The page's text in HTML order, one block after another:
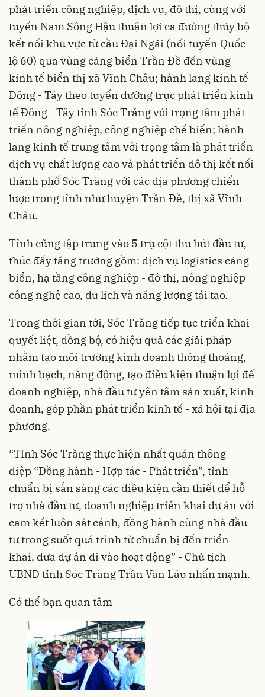
phát triển công nghiệp, dịch vụ, đô thị, cùng với
tuyến Nam Sông Hậu thuận lợi cả đường thủy bộ
kết nối khu vực từ cầu Đại Ngãi (nối tuyến Quốc
lộ 60) qua vùng cảng biển Trần Đề đến vùng
kinh tế biển thị xã Vĩnh Châu; hành lang kinh tế
Đông - Tây theo tuyến đường trục phát triển kinh
tế Đông - Tây tỉnh Sóc Trăng với trọng tâm phát
triển nông nghiệp, công nghiệp chế biến; hành
lang kinh tế trung tâm với trọng tâm là phát triển
dịch vụ chất lượng cao và phát triển đô thị kết nối
thành phố Sóc Trăng với các địa phương chiến
lược trong tỉnh như huyện Trần Đề, thị xã Vĩnh
Châu.
Tỉnh cũng tập trung vào 5 trụ cột thu hút đầu tư,
thúc đẩy tăng trưởng gồm: dịch vụ logistics cảng
biển, hạ tầng công nghiệp - đô thị, nông nghiệp
công nghệ cao, du lịch và năng lượng tái tạo.
Trong thời gian tới, Sóc Trăng tiếp tục triển khai
quyết liệt, đồng bộ, có hiệu quả các giải pháp
nhằm tạo môi trường kinh doanh thông thoáng,
minh bạch, năng động, tạo điều kiện thuận lợi để
doanh nghiệp, nhà đầu tư yên tâm sản xuất, kinh
doanh, góp phần phát triển kinh tế - xã hội tại địa
phương.
“Tỉnh Sóc Trăng thực hiện nhất quán thông
điệp “Đồng hành - Hợp tác - Phát triển”, tỉnh
chuẩn bị sẵn sàng các điều kiện cần thiết để hỗ
trợ nhà đầu tư, doanh nghiệp triển khai dự án với
cam kết luôn sát cánh, đồng hành cùng nhà đầu
tư trong suốt quá trình từ chuẩn bị đến triển
khai, đưa dự án đi vào hoạt động” - Chủ tịch
UBND tỉnh Sóc Trăng Trần Văn Lâu nhấn mạnh.
Có thể bạn quan tâm